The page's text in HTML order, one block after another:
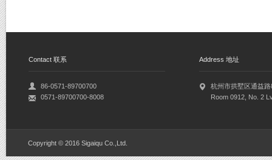
Contact 联系
86-0571-89700700
0571-89700700-8008
Address 地址
杭州市拱墅区通益
Room 0912, No. 2
Copyright © 2016 Sigaiqu Co.,Ltd.